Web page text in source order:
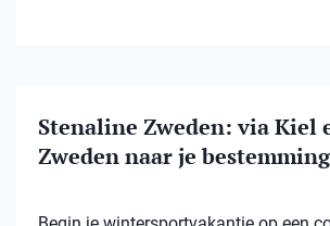
Stenaline Zweden: via Kiel
Zweden naar je bestemming